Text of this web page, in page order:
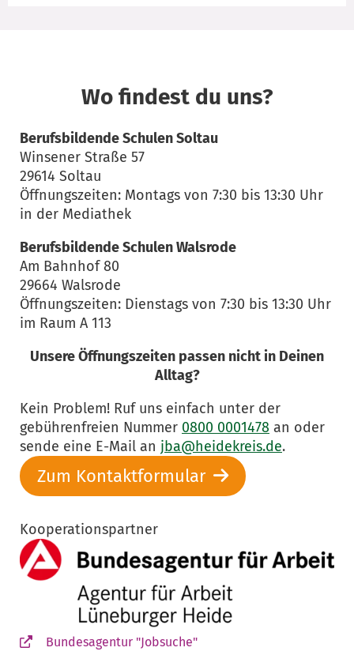
Wo findest du uns?
Berufsbildende Schulen Soltau
Winsener Straße 57
29614 Soltau
Öffnungszeiten: Montags von 7:30 bis 13:30 Uhr
in der Mediathek
Berufsbildende Schulen Walsrode
Am Bahnhof 80
29664 Walsrode
Öffnungszeiten: Dienstags von 7:30 bis 13:30 Uhr
im Raum A 113
Unsere Öffnungszeiten passen nicht in Deinen
Alltag?
Kein Problem! Ruf uns einfach unter der
gebührenfreien Nummer 0800 0001478 an oder
sende eine E-Mail an jba@heidekreis.de.
Zum Kontaktformular
Kooperationspartner
Bundesagentur "Jobsuche"